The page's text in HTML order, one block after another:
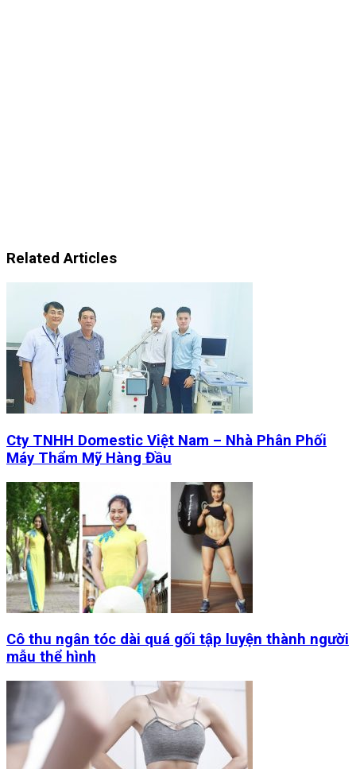
Related Articles
Cty TNHH Domestic Việt Nam – Nhà Phân Phối
Máy Thẩm Mỹ Hàng Đầu
Cô thu ngân tóc dài quá gối tập luyện thành người
mẫu thể hình